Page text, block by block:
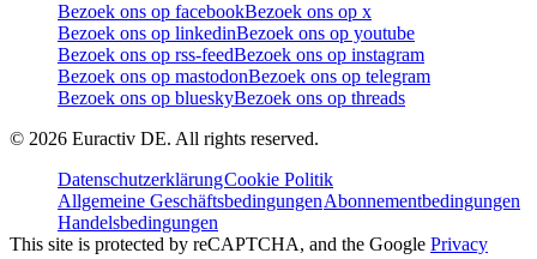
Bezoek ons op facebookBezoek ons op x
Bezoek ons op linkedinBezoek ons op youtube
Bezoek ons op rss-feedBezoek ons op instagram
Bezoek ons op mastodonBezoek ons op telegram
Bezoek ons op blueskyBezoek ons op threads
© 2026 Euractiv DE. All rights reserved.
DatenschutzerklärungCookie Politik
Allgemeine GeschäftsbedingungenAbonnementbedingungen
Handelsbedingungen
This site is protected by reCAPTCHA, and the Google Privacy